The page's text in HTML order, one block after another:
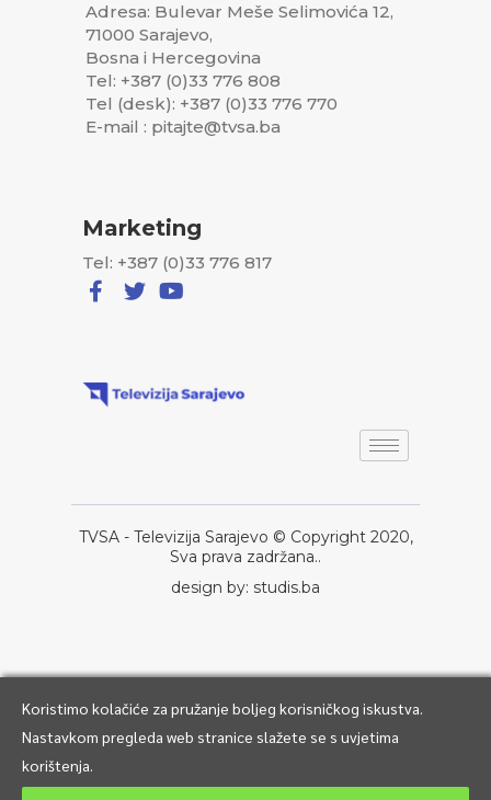
Adresa: Bulevar Meše Selimovića 12,
71000 Sarajevo,
Bosna i Hercegovina
Tel: +387 (0)33 776 808
Tel (desk): +387 (0)33 776 770
E-mail : pitajte@tvsa.ba
Marketing
Tel: +387 (0)33 776 817
TVSA - Televizija Sarajevo © Copyright 2020,
Sva prava zadržana..
design by: studis.ba
Koristimo kolačiće za pružanje boljeg korisničkog iskustva.
Nastavkom pregleda web stranice slažete se s uvjetima
korištenja.